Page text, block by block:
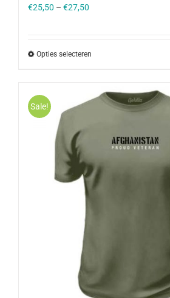
€25,50 – €27,50
Opties selecteren
Sale!